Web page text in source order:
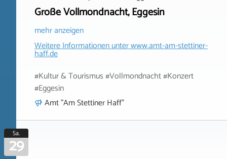
Große Vollmondnacht, Eggesin
mehr anzeigen
Weitere Informationen unterwww.amt-am-stettiner-
haff.de
#Kultur & Tourismus #Vollmondnacht #Konzert
#Eggesin
Amt "Am Stettiner Haff"
Sa.
29